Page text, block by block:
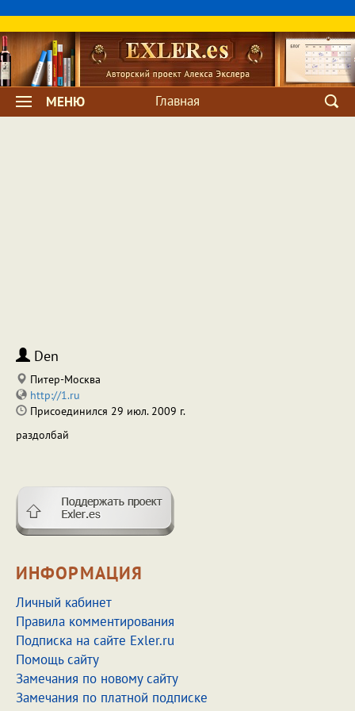
МЕНЮ Главная
Den
Питер-Москва
http://1.ru
Присоединился 29 июл. 2009 г.
раздолбай
ИНФОРМАЦИЯ
Личный кабинет
Правила комментирования
Подписка на сайте Exler.ru
Помощь сайту
Замечания по новому сайту
Замечания по платной подписке